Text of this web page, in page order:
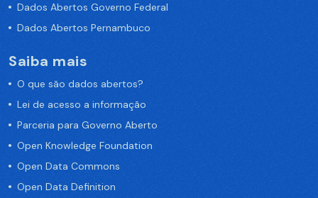
Dados Abertos Governo Federal
Dados Abertos Pernambuco
Saiba mais
O que são dados abertos?
Lei de acesso a informação
Parceria para Governo Aberto
Open Knowledge Foundation
Open Data Commons
Open Data Definition